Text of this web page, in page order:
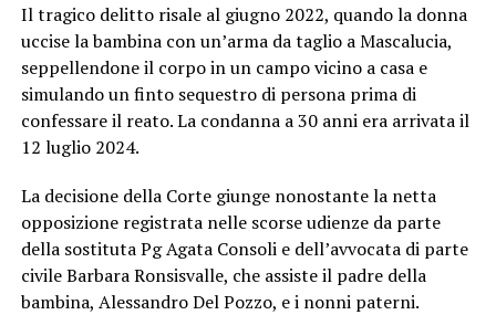
Il tragico delitto risale al giugno 2022, quando la donna
uccise la bambina con un’arma da taglio a Mascalucia,
seppellendone il corpo in un campo vicino a casa e
simulando un finto sequestro di persona prima di
confessare il reato. La condanna a 30 anni era arrivata il
12 luglio 2024.
La decisione della Corte giunge nonostante la netta
opposizione registrata nelle scorse udienze da parte
della sostituta Pg Agata Consoli e dell’avvocata di parte
civile Barbara Ronsisvalle, che assiste il padre della
bambina, Alessandro Del Pozzo, e i nonni paterni.